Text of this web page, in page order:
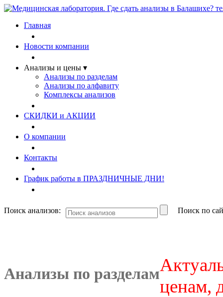
Главная
Новости компании
Анализы и цены ▾
Анализы по разделам
Анализы по алфавиту
Комплексы анализов
СКИДКИ и АКЦИИ
О компании
Контакты
График работы в ПРАЗДНИЧНЫЕ ДНИ!
Поиск анализов: Поиск по
Анализы по разделам
ценам,